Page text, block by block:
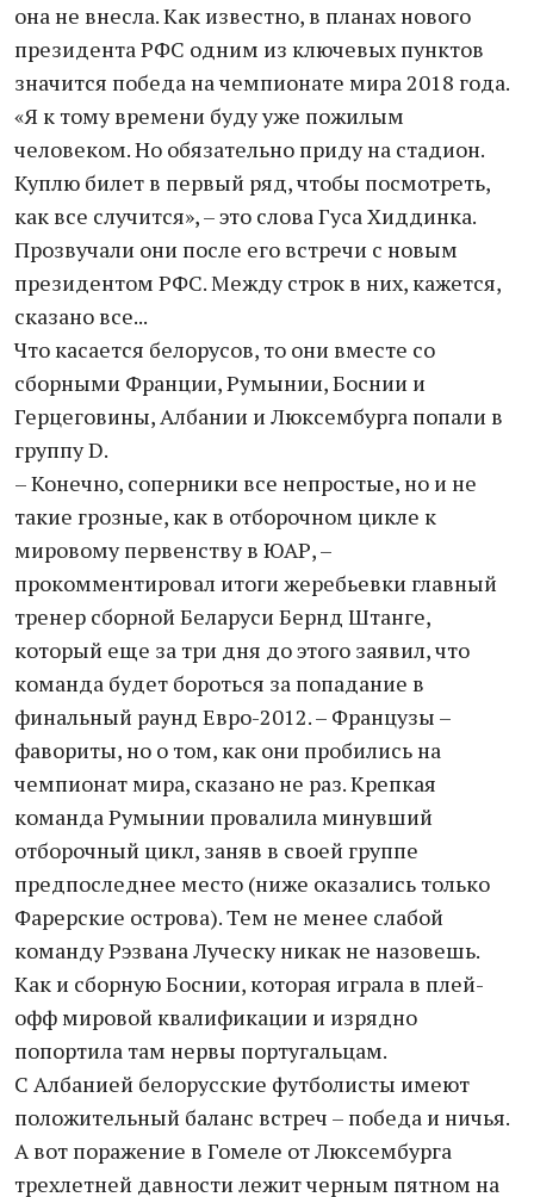
она не внесла. Как известно, в планах нового
президента РФС одним из ключевых пунктов
значится победа на чемпионате мира 2018 года.
«Я к тому времени буду уже пожилым
человеком. Но обязательно приду на стадион.
Куплю билет в первый ряд, чтобы посмотреть,
как все случится», – это слова Гуса Хиддинка.
Прозвучали они после его встречи с новым
президентом РФС. Между строк в них, кажется,
сказано все...
Что касается белорусов, то они вместе со
сборными Франции, Румынии, Боснии и
Герцеговины, Албании и Люксембурга попали в
группу D.
– Конечно, соперники все непростые, но и не
такие грозные, как в отборочном цикле к
мировому первенству в ЮАР, –
прокомментировал итоги жеребьевки главный
тренер сборной Беларуси Бернд Штанге,
который еще за три дня до этого заявил, что
команда будет бороться за попадание в
финальный раунд Евро-2012. – Французы –
фавориты, но о том, как они пробились на
чемпионат мира, сказано не раз. Крепкая
команда Румынии провалила минувший
отборочный цикл, заняв в своей группе
предпоследнее место (ниже оказались только
Фарерские острова). Тем не менее слабой
команду Рэзвана Луческу никак не назовешь.
Как и сборную Боснии, которая играла в плей-
офф мировой квалификации и изрядно
попортила там нервы португальцам.
С Албанией белорусские футболисты имеют
положительный баланс встреч – победа и ничья.
А вот поражение в Гомеле от Люксембурга
трехлетней давности лежит черным пятном на